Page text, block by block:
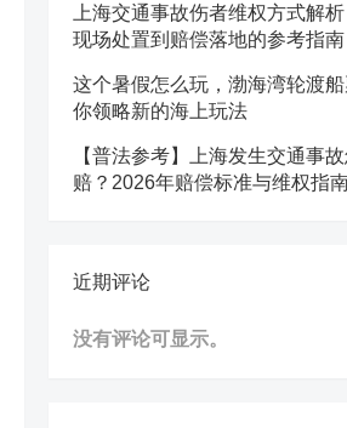
上海交通事故伤者维权方式解
现场处置到赔偿落地的参考指南
这个暑假怎么玩，渤海湾轮渡
你领略新的海上玩法
【普法参考】上海发生交通事
赔？2026年赔偿标准与维权指
近期评论
没有评论可显示。